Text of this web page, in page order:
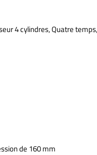
4 cylindres, Quatre
de 160 mm